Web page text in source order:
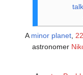
A minor planet
astronomer